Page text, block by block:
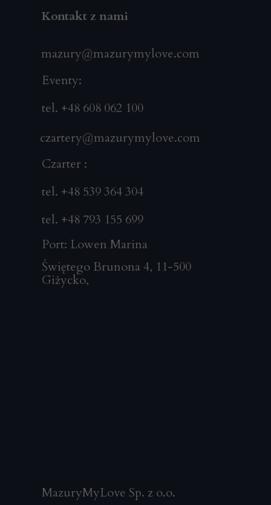
MazuryMyLove Sp. z o.o.
czartery@mazurymylove.com
mazury@mazurymylove.com
Kontakt z nami
Eventy:
tel. +48 608 062 100
Czarter :
tel. +48 539 364 304
tel. +48 793 155 699
Port: Lowen Marina
Świętego Brunona 4, 11-500
Giżycko,